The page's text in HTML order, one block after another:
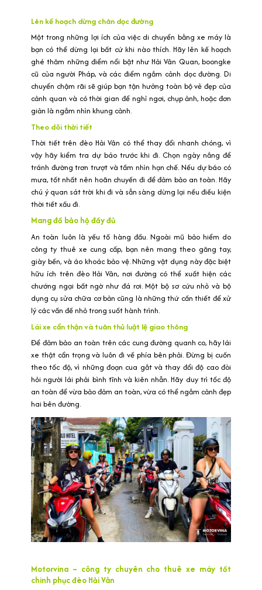
Lên kế hoạch dừng chân dọc đường
Một trong những lợi ích của việc di chuyển bằng xe máy là
bạn có thể dừng lại bất cứ khi nào thích. Hãy lên kế hoạch
ghé thăm những điểm nổi bật như Hải Vân Quan, boongke
cũ của người Pháp, và các điểm ngắm cảnh dọc đường. Di
chuyển chậm rãi sẽ giúp bạn tận hưởng toàn bộ vẻ đẹp của
cảnh quan và có thời gian để nghỉ ngơi, chụp ảnh, hoặc đơn
giản là ngắm nhìn khung cảnh.
Theo dõi thời tiết
Thời tiết trên đèo Hải Vân có thể thay đổi nhanh chóng, vì
vậy hãy kiểm tra dự báo trước khi đi. Chọn ngày nắng để
tránh đường trơn trượt và tầm nhìn hạn chế. Nếu dự báo có
mưa, tốt nhất nên hoãn chuyến đi để đảm bảo an toàn. Hãy
chú ý quan sát trời khi đi và sẵn sàng dừng lại nếu điều kiện
thời tiết xấu đi.
Mang đồ bảo hộ đầy đủ
An toàn luôn là yếu tố hàng đầu. Ngoài mũ bảo hiểm do
công ty thuê xe cung cấp, bạn nên mang theo găng tay,
giày bền, và áo khoác bảo vệ. Những vật dụng này đặc biệt
hữu ích trên đèo Hải Vân, nơi đường có thể xuất hiện các
chướng ngại bất ngờ như đá rơi. Một bộ sơ cứu nhỏ và bộ
dụng cụ sửa chữa cơ bản cũng là những thứ cần thiết để xử
lý các vấn đề nhỏ trong suốt hành trình.
Lái xe cẩn thận và tuân thủ luật lệ giao thông
Để đảm bảo an toàn trên các cung đường quanh co, hãy lái
xe thật cẩn trọng và luôn đi về phía bên phải. Đừng bị cuốn
theo tốc độ, vì những đoạn cua gắt và thay đổi độ cao đòi
hỏi người lái phải bình tĩnh và kiên nhẫn. Hãy duy trì tốc độ
an toàn để vừa bảo đảm an toàn, vừa có thể ngắm cảnh đẹp
hai bên đường.
Motorvina – công ty chuyên cho thuê xe máy tốt
chinh phục đèo Hải Vân